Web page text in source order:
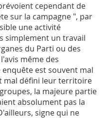
cependant de
sur la campagne ", par
une activité
simplement un travail
du Parti ou des
même des
enquête est souvent mal
mal défini leur territoire
la majeure partie
absolument pas la
signe qui ne